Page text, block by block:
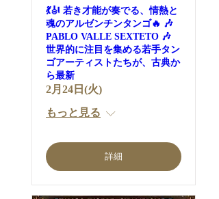
💃🎻 若き才能が奏でる、情熱と
魂のアルゼンチンタンゴ🔥 🎶
PABLO VALLE SEXTETO 🎶
世界的に注目を集める若手タン
ゴアーティストたちが、古典か
ら最新
2月24日(火)
もっと見る
詳細